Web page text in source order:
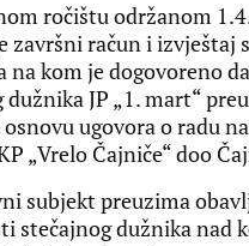
ročištu održanom
završni račun i izvještaj
na kom je dogovoreno
dužnika JP „1. mart“
ugovora o radu
„Vrelo Čajniče“ doo
subjekt preuzima
stečajnog dužnika nad